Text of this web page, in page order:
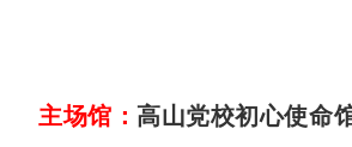
主场馆：高山党校初心使命